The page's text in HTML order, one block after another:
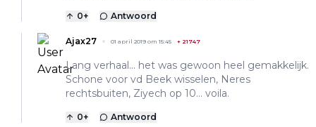
0+ Antwoord
Ajax27 01 april 2019 om 15:45 + 21747
Lang verhaal... het was gewoon heel gemakkelijk.
Schone voor vd Beek wisselen, Neres
rechtsbuiten, Ziyech op 10... voila.
0+ Antwoord